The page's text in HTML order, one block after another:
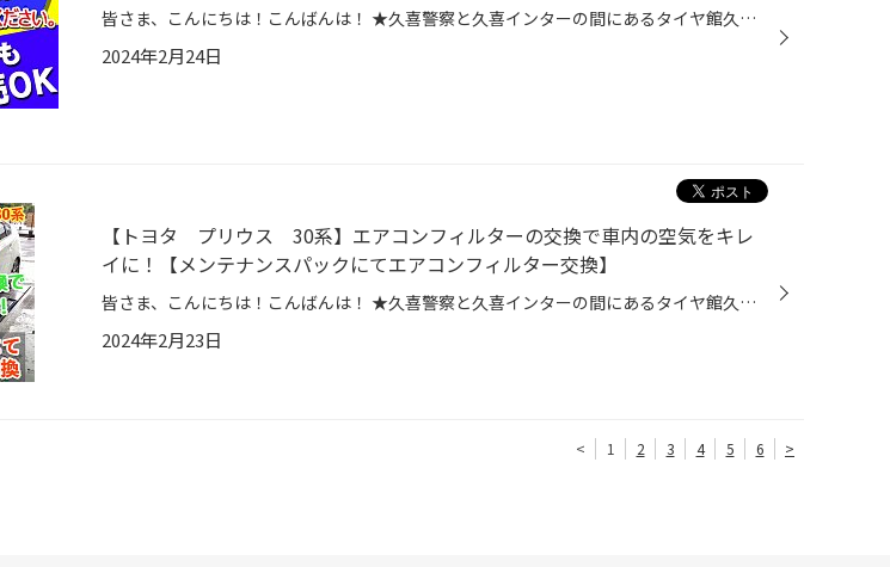
皆さま、こんにちは！こんばんは！ ★久喜警察と久喜インターの間にあるタイヤ館久喜です★ いつも当店WEBをご覧いただきありがとうございます！ みなさん定期的に空気圧を見てますか？ 横に並んだ車のタイヤと比べてなんか空気があまい気がする・・・ ひょっとして【パンク】かも！？なんて思った方...
2024年2月24日
【トヨタ プリウス 30系】エアコンフィルターの交換で車内の空気をキレ
イに！【メンテナンスパックにてエアコンフィルター交換】
皆さま、こんにちは！こんばんは！ ★久喜警察と久喜インターの間にあるタイヤ館久喜です★ いつも当店WEBをご覧いただきありがとうございます！ ーーーーーーーーーーーーーーーーーーーーーーーーーーーーーーーーーーーーーーーーーー お客様のお車【 トヨタ：プリウス 】にて メンテナンスパック...
2024年2月23日
< 1 2 3 4 5 6 >